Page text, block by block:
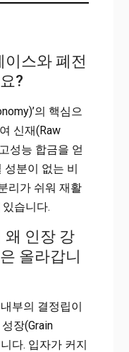
이스와 폐전
?
의 핵심으
신재(Raw
성능 합금을 얻
성분이 없는 비
리가 쉬워 재활
습니다.
왜 인장 강
올라갑니
부의 결정립이
장(Grain
다. 입자가 커지